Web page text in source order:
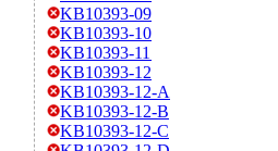
KB10393-09
KB10393-10
KB10393-11
KB10393-12
KB10393-12-A
KB10393-12-B
KB10393-12-C